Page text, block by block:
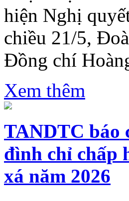
hiện Nghị
chiều 21/5,
Đồng chí
Xem thêm
TANDTC báo
đình chỉ chấp
xá năm 2026